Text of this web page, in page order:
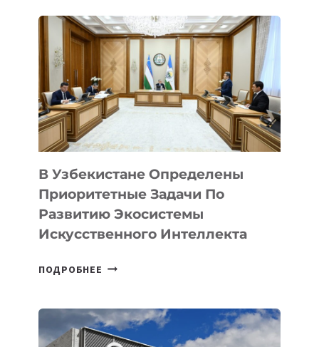
В Узбекистане Определены
Приоритетные Задачи По
Развитию Экосистемы
Искусственного Интеллекта
ПОДРОБНЕЕ В
ПРИОРИТЕТНЫЕ
ЗАДАЧИ